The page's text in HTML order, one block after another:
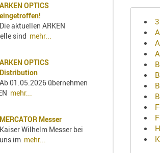
ARKEN OPTICS
eingetroffen!
Die aktuellen ARKEN
sind mehr...
ARKEN OPTICS
Distribution
Ab 01.05.2026 übernehmen
mehr...
MERCATOR Messer
Kaiser Wilhelm Messer bei
uns im mehr...